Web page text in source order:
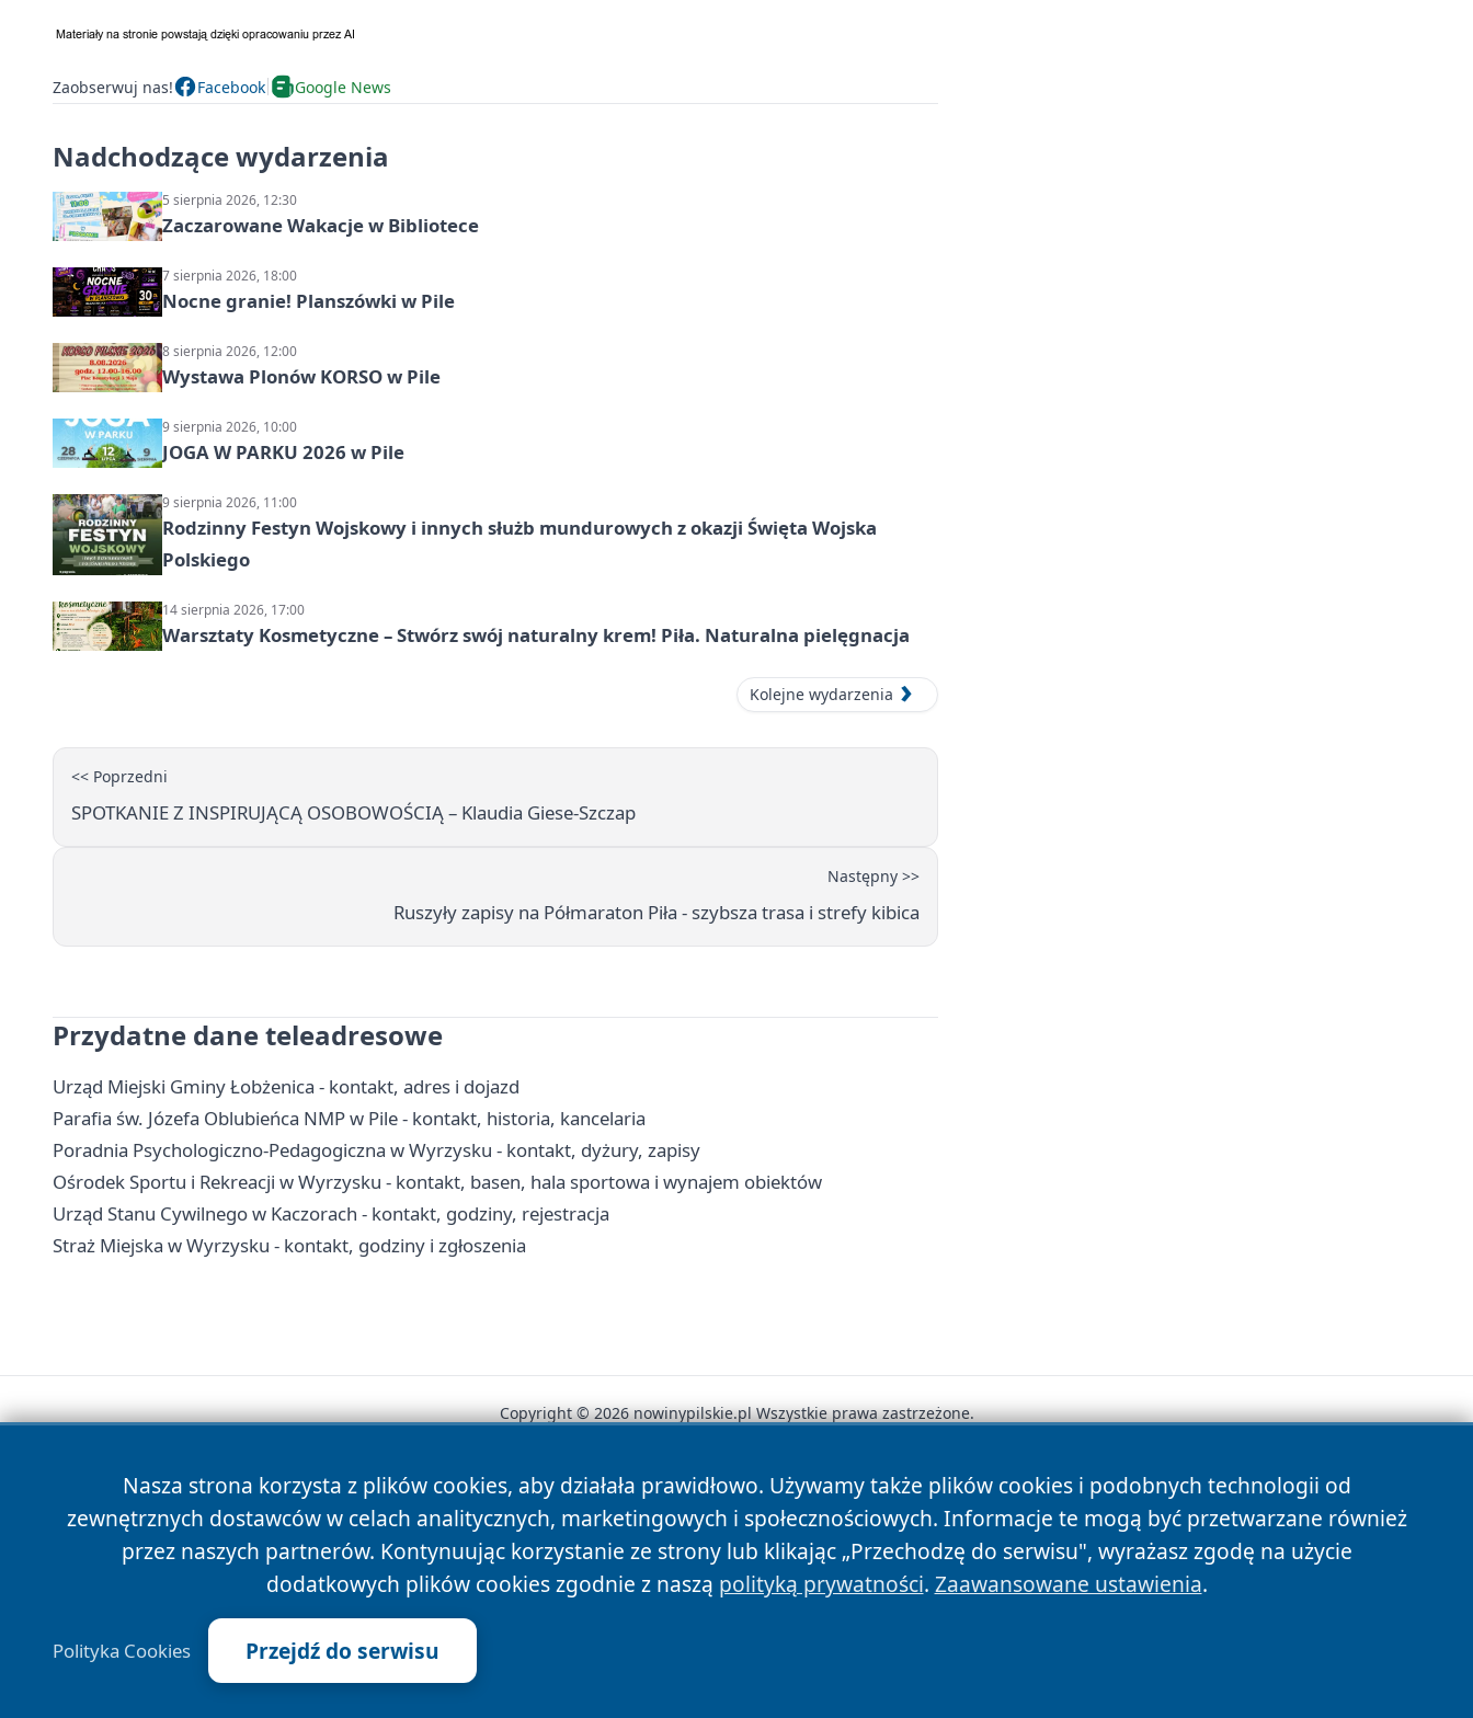
Zaobserwuj nas! Facebook Google News
Nadchodzące wydarzenia
5 sierpnia 2026, 12:30
Zaczarowane Wakacje w Bibliotece
7 sierpnia 2026, 18:00
Nocne granie! Planszówki w Pile
8 sierpnia 2026, 12:00
Wystawa Plonów KORSO w Pile
9 sierpnia 2026, 10:00
JOGA W PARKU 2026 w Pile
9 sierpnia 2026, 11:00
Rodzinny Festyn Wojskowy i innych służb mundurowych z okazji Święta Wojska
Polskiego
14 sierpnia 2026, 17:00
Warsztaty Kosmetyczne – Stwórz swój naturalny krem! Piła. Naturalna pielęgnacja
Kolejne wydarzenia
<< Poprzedni
SPOTKANIE Z INSPIRUJĄCĄ OSOBOWOŚCIĄ – Klaudia Giese‑Szczap
Następny >>
Ruszyły zapisy na Półmaraton Piła - szybsza trasa i strefy kibica
Przydatne dane teleadresowe
Urząd Miejski Gminy Łobżenica - kontakt, adres i dojazd
Parafia św. Józefa Oblubieńca NMP w Pile - kontakt, historia, kancelaria
Poradnia Psychologiczno-Pedagogiczna w Wyrzysku - kontakt, dyżury, zapisy
Ośrodek Sportu i Rekreacji w Wyrzysku - kontakt, basen, hala sportowa i wynajem obiektów
Urząd Stanu Cywilnego w Kaczorach - kontakt, godziny, rejestracja
Straż Miejska w Wyrzysku - kontakt, godziny i zgłoszenia
Nasza strona korzysta z plików cookies, aby działała prawidłowo. Używamy także plików cookies i podobnych technologii od
zewnętrznych dostawców w celach analitycznych, marketingowych i społecznościowych. Informacje te mogą być przetwarzane również
przez naszych partnerów. Kontynuując korzystanie ze strony lub klikając „Przechodzę do serwisu", wyrażasz zgodę na użycie
dodatkowych plików cookies zgodnie z naszą polityką prywatności. Zaawansowane ustawienia.
Polityka Cookies Przejdź do serwisu
Copyright © 2026 nowinypilskie.pl Wszystkie prawa zastrzeżone.
News Autorzy Polityka Prywatności Polityka Cookies